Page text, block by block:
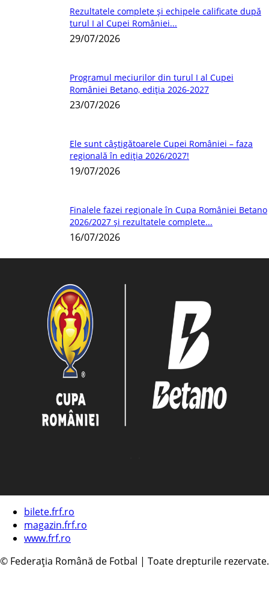
Rezultatele complete și echipele calificate după
turul I al Cupei României...
29/07/2026
Programul meciurilor din turul I al Cupei
României Betano, ediția 2026-2027
23/07/2026
Ele sunt câștigătoarele Cupei României – faza
regională în ediția 2026/2027!
19/07/2026
Finalele fazei regionale în Cupa României Betano
2026/2027 și rezultatele complete...
16/07/2026
bilete.frf.ro
magazin.frf.ro
www.frf.ro
© Federația Română de Fotbal | Toate drepturile rezervate.